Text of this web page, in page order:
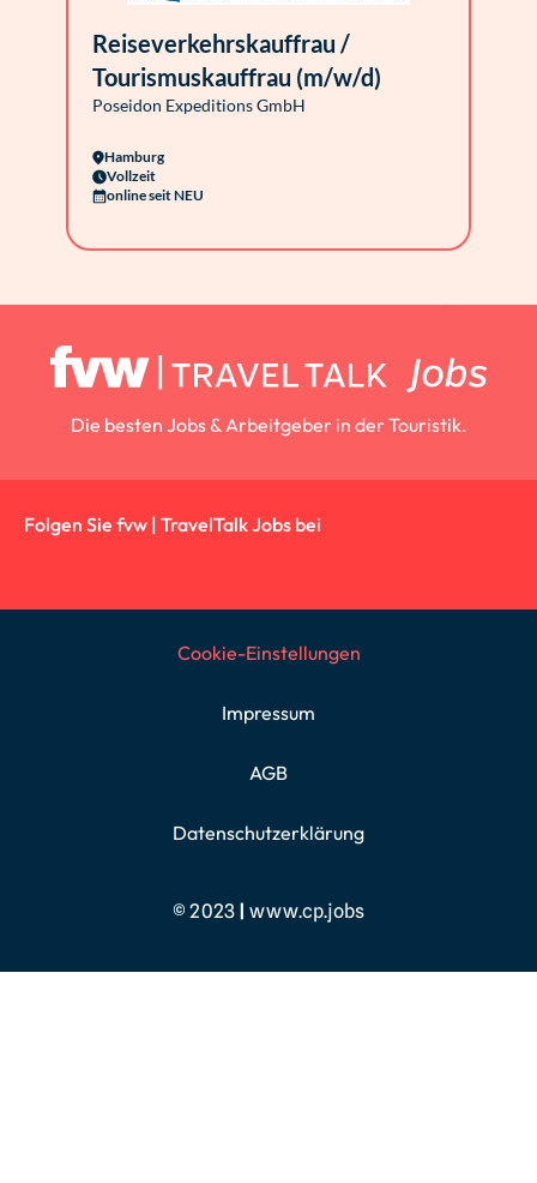
Reiseverkehrskauffrau /
Tourismuskauffrau (m/w/d)
Poseidon Expeditions GmbH
Hamburg
Vollzeit
online seit NEU
Die besten Jobs & Arbeitgeber in der Touristik.
Folgen Sie fvw | TravelTalk Jobs bei
Cookie-Einstellungen
Impressum
AGB
Datenschutzerklärung
© 2023 www.cp.jobs